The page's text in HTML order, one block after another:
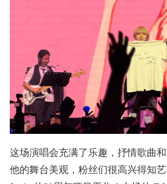
这场演唱会充满了乐趣，抒情歌曲和
他的舞台美观，粉丝们很高兴得知